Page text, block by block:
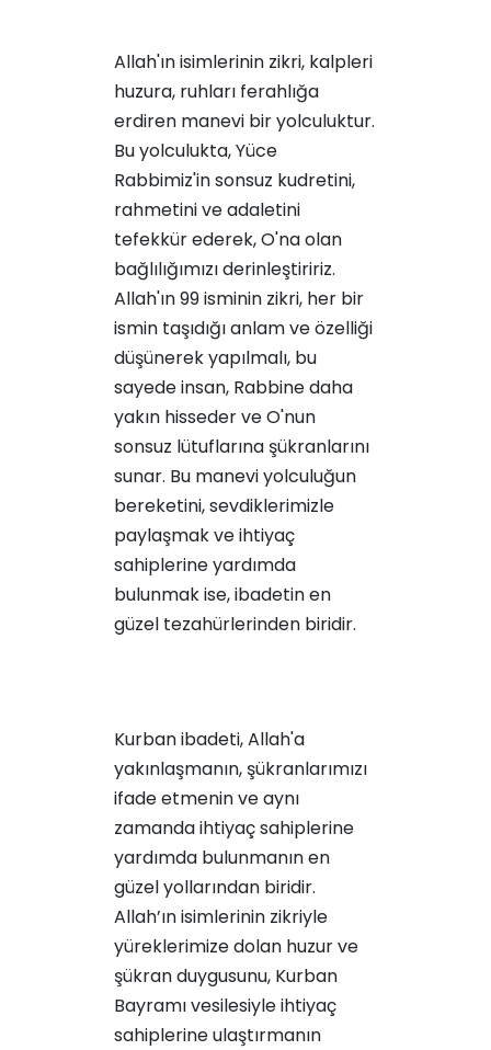
Allah'ın isimlerinin zikri, kalpleri
huzura, ruhları ferahlığa
erdiren manevi bir yolculuktur.
Bu yolculukta, Yüce
Rabbimiz'in sonsuz kudretini,
rahmetini ve adaletini
tefekkür ederek, O'na olan
bağlılığımızı derinleştiririz.
Allah'ın 99 isminin zikri, her bir
ismin taşıdığı anlam ve özelliği
düşünerek yapılmalı, bu
sayede insan, Rabbine daha
yakın hisseder ve O'nun
sonsuz lütuflarına şükranlarını
sunar. Bu manevi yolculuğun
bereketini, sevdiklerimizle
paylaşmak ve ihtiyaç
sahiplerine yardımda
bulunmak ise, ibadetin en
güzel tezahürlerinden biridir.
Kurban ibadeti, Allah'a
yakınlaşmanın, şükranlarımızı
ifade etmenin ve aynı
zamanda ihtiyaç sahiplerine
yardımda bulunmanın en
güzel yollarından biridir.
Allah’ın isimlerinin zikriyle
yüreklerimize dolan huzur ve
şükran duygusunu, Kurban
Bayramı vesilesiyle ihtiyaç
sahiplerine ulaştırmanın